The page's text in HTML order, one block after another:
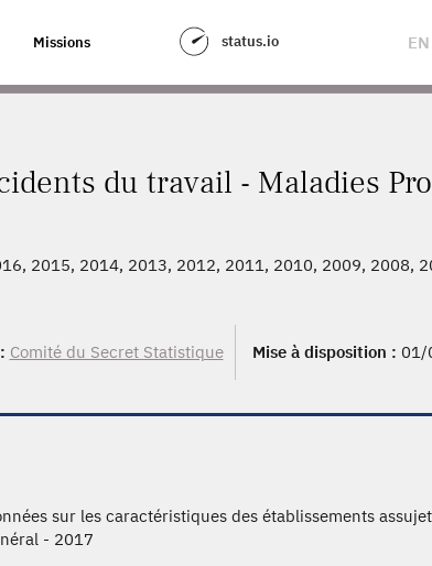
Missions status.io EN
du travail - Maladies
2015, 2014, 2013, 2012, 2011, 2010, 2009, 2008,
Comité du Secret Statistique Mise à disposition : 01/
sur les caractéristiques des établissements
- 2017